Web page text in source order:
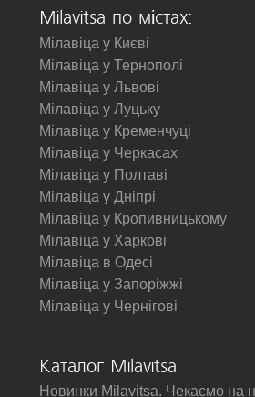
Milavitsa по містах:
Мілавіца у Києві
Мілавіца у Тернополі
Мілавіца у Львові
Мілавіца у Луцьку
Мілавіца у Кременчуці
Мілавіца у Черкасах
Мілавіца у Полтаві
Мілавіца у Дніпрі
Мілавіца у Кропивницькому
Мілавіца у Харкові
Мілавіца в Одесі
Мілавіца у Запоріжжі
Мілавіца у Чернігові
Каталог Milavitsa
Новинки Milavitsa. Чекаємо на